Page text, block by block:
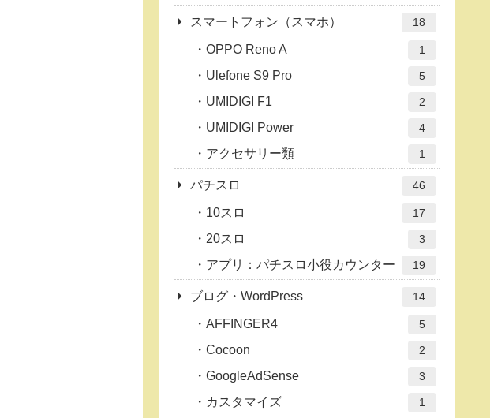
スマートフォン（スマホ） 18
OPPO Reno A 1
Ulefone S9 Pro 5
UMIDIGI F1 2
UMIDIGI Power 4
アクセサリー類 1
パチスロ 46
10スロ 17
20スロ 3
アプリ：パチスロ小役カウンター 19
ブログ・WordPress 14
AFFINGER4 5
Cocoon 2
GoogleAdSense 3
カスタマイズ 1